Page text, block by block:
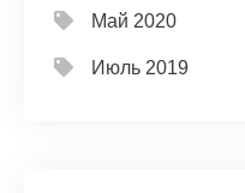
Май 2020
Июль 2019